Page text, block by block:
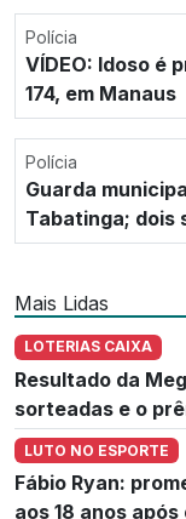
Polícia
VÍDEO: Idoso é
174, em Manaus
Polícia
Guarda
Tabatinga; dois
Mais Lidas
LOTERIAS CAIXA
Resultado da
sorteadas e o
LUTO NO ESPORTE
Fábio Ryan:
aos 18 anos